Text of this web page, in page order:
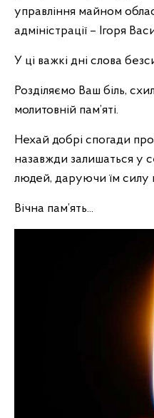
управління майном
адміністрації – Ігоря
У ці важкі дні слова
Розділяємо Ваш біль,
молитовній пам’яті.
Нехай добрі спогади
назавжди залишаться у
людей, даруючи їм силу
Вічна пам’ять...